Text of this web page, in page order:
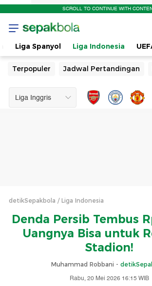
SCROLL TO CONTINUE WITH
Liga Spanyol Liga Indonesia
Terpopuler Jadwal Pertandingan
detikSepakbola Liga Indonesia
Denda Persib Tembus
Uangnya Bisa untuk
Stadion!
Muhammad Robbani -
Rabu, 20 Mei 2026 16:15 WIB